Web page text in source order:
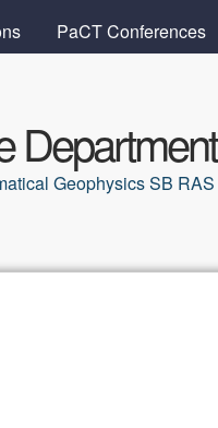
PaCT Conferences
Department
Geophysics SB RAS